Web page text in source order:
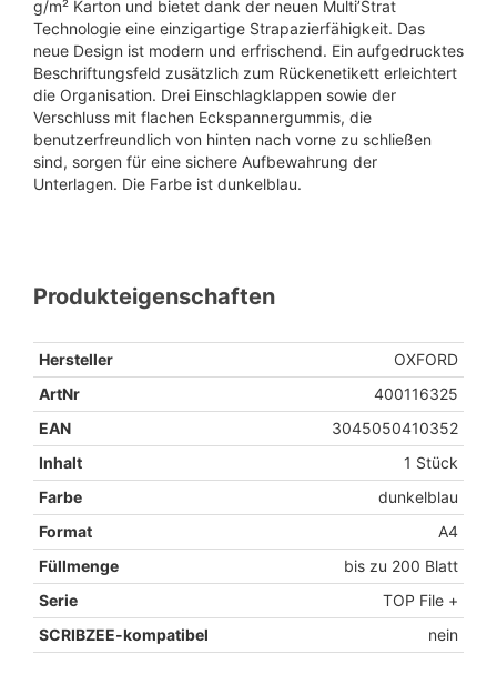
g/m² Karton und bietet dank der neuen Multi’Strat
Technologie eine einzigartige Strapazierfähigkeit. Das
neue Design ist modern und erfrischend. Ein aufgedrucktes
Beschriftungsfeld zusätzlich zum Rückenetikett erleichtert
die Organisation. Drei Einschlagklappen sowie der
Verschluss mit flachen Eckspannergummis, die
benutzerfreundlich von hinten nach vorne zu schließen
sind, sorgen für eine sichere Aufbewahrung der
Unterlagen. Die Farbe ist dunkelblau.
Produkteigenschaften
Hersteller
OXFORD
ArtNr
400116325
EAN
3045050410352
Inhalt
1 Stück
Farbe
dunkelblau
Format
A4
Füllmenge
bis zu 200 Blatt
Serie
TOP File +
SCRIBZEE-kompatibel
nein